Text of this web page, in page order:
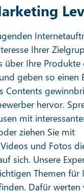
Ihrer
über Ihre Produkte
geben so einen
Contents
hervor.
mit
ziehen Sie mit
und Fotos
sich. Unsere
Themen für
Dafür werten